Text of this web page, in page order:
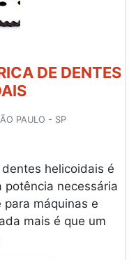
DE DENTES
PAULO - SP
helicoidais é
necessária
máquinas e
mais é que um